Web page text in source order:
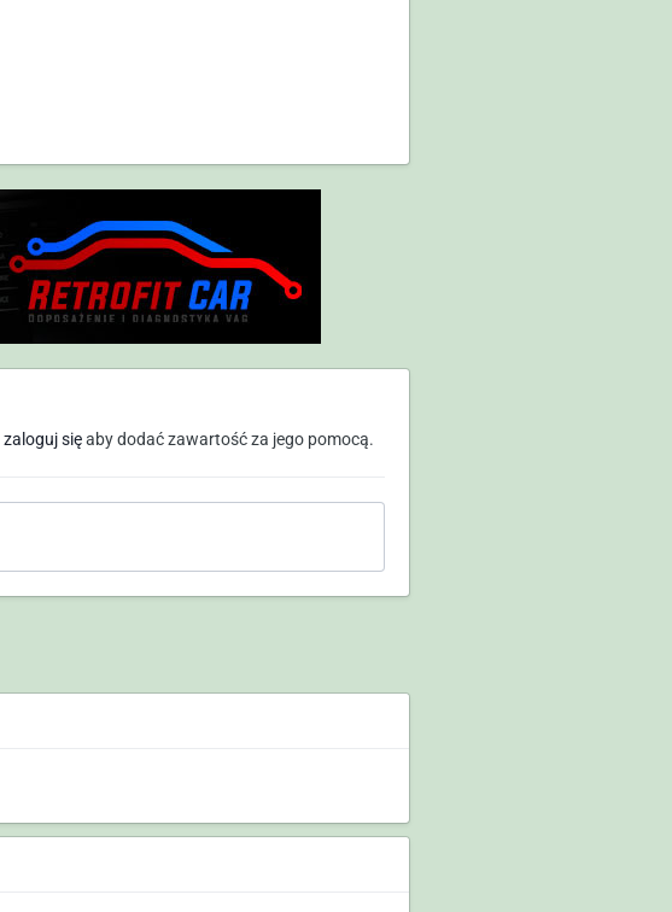
zaloguj sięaby dodać zawartość za jego pomocą.